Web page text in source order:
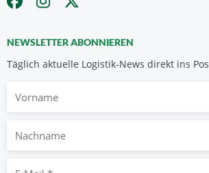
NEWSLETTER ABONNIEREN
Täglich aktuelle Logistik-News direkt ins
Nachname